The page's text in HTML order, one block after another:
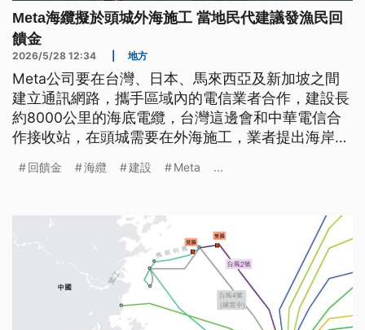
Meta海纜擬於頭城外海施工 當地民代建議發漁民回
饋金
2026/5/28 12:34 地方
Meta公司要在台灣、日本、馬來西亞及新加坡之間
建立通訊網路，攜手區域內的電信業者合作，建設長
約8000公里的海底電纜，台灣這邊會和中華電信合
作接收站，在頭城需要在外海施工，業者提出海岸管
漁民作業，建議業者提出地方回饋金，後續還有待內
回饋金 海纜 建設 Meta ...